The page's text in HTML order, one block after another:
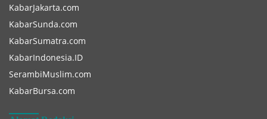
KabarJakarta.com
KabarSunda.com
KabarSumatra.com
KabarIndonesia.ID
SerambiMuslim.com
KabarBursa.com